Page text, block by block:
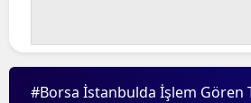
#Borsa İstanbulda İşlem Gören